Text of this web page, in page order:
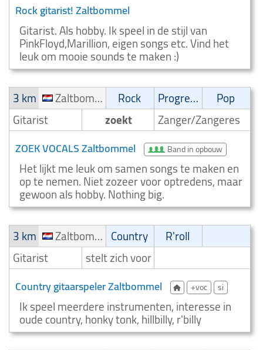
Rock gitarist! Zaltbommel
Gitarist. Als hobby. Ik speel in de stijl van
PinkFloyd,Marillion, eigen songs etc. Vind het
leuk om mooie sounds te maken :)
3 km
Zaltbommel Rock Progressive
Pop
Gitarist
zoekt Zanger/Zangeres
ZOEK VOCALS Zaltbommel Band in opbouw
Het lijkt me leuk om samen songs te maken en
op te nemen. Niet zozeer voor optredens, maar
gewoon als hobby. Nothing big.
3 km
Zaltbommel Country
R'roll
Gitarist
stelt zich voor
Country gitaarspeler Zaltbommel +voc si
Ik speel meerdere instrumenten, interesse in
oude country, honky tonk, hillbilly, r'billy